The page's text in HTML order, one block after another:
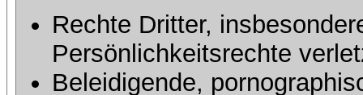
Rechte Dritter,
Persönlichkeitsrechte
Beleidigende,